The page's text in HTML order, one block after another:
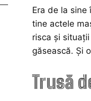
Era de la
tine actele
risca și
găsească. Și
Trusă